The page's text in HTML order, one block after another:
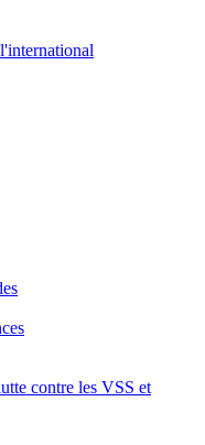
contre les VSS et